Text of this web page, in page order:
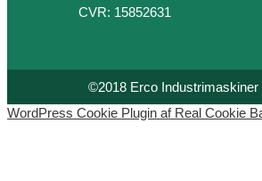
CVR: 15852631
©2018 Erco Industrimaskiner
WordPress Cookie Plugin af Real Cookie